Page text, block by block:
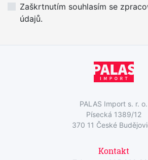
Zaškrtnutím souhlasím se
údajů.
PALAS Import s. r. o.
Písecká 1389/12
370 11 České
Kontakt